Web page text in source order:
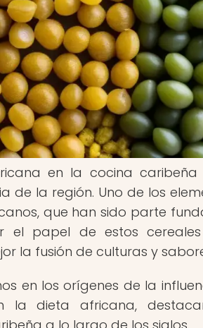
en la cocina
de la región. Uno de los
que han sido parte
el papel de estos
la fusión de culturas y
en los orígenes de la
la dieta africana,